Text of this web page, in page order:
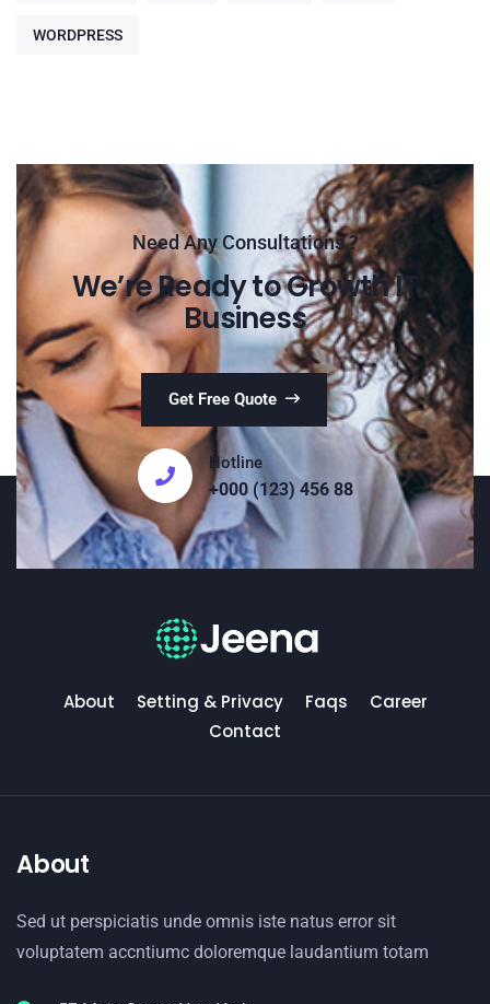
WORDPRESS
Need Any Consultations ?
We’re Ready to Growth IT
Business
Get Free Quote
Hotline
+000 (123) 456 88
About Setting & Privacy Faqs
Career
Contact
About
Sed ut perspiciatis unde omnis iste natus error sit
voluptatem accntiumc doloremque laudantium totam